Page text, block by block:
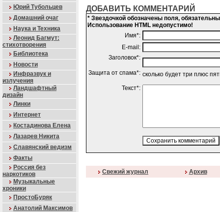
Юрий Тубольцев
Домашний очаг
Наука и Техника
Леонид Багмут:
стихотворения
Библиотека
Новости
Инфразвук и
излучения
Ландшафтный
дизайн
Линки
Интернет
Костадинова Елена
Лазарев Никита
Славянский ведизм
Факты
Россия без
наркотиков
Музыкальные
хроники
ПростоБуряк
Анатолий Максимов
ДОБАВИТЬ КОММЕНТАРИЙ
* Звездочкой обозначены поля,
Использование HTML недопустимо!
Имя*:
E-mail:
Заголовок*:
Защита от спама*: сколько будет три плюс
Текст*:
Свежий журнал Архив